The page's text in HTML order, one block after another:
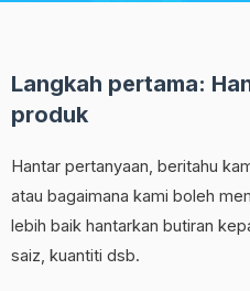
Langkah pertama:
produk
Hantar pertanyaan, beritahu
atau bagaimana kami boleh
lebih baik hantarkan butiran
saiz, kuantiti dsb.